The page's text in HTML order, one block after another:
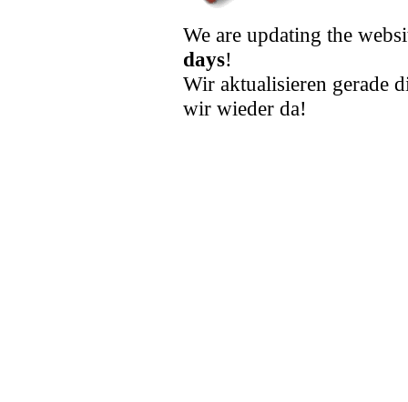
We are updating the
days!
Wir aktualisieren gerade
wir wieder da!